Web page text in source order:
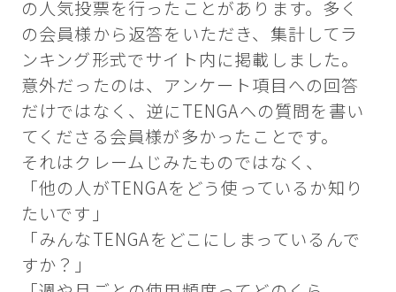
の人気投票を行ったことがあります。多く
の会員様から返答をいただき、集計してラ
ンキング形式でサイト内に掲載しました。
意外だったのは、アンケート項目への回答
だけではなく、逆にTENGAへの質問を書い
てくださる会員様が多かったことです。
それはクレームじみたものではなく、
「他の人がTENGAをどう使っているか知り
たいです」
「みんなTENGAをどこにしまっているんで
すか？」